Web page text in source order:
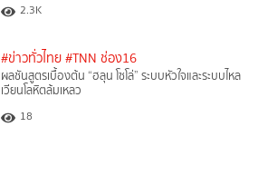
2.3K
#ข่าวทั่วไทย #TNN ช่อง16
ผลชันสูตรเบื้องต้น “ฮลุน โซโล่” ระบบหัวใจและระบบไหล
เวียนโลหิตล้มเหลว
18